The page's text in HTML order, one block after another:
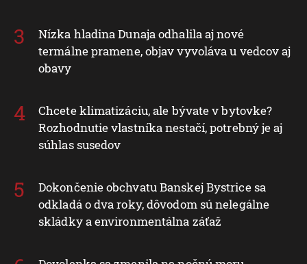
Nízka hladina Dunaja odhalila aj nové
termálne pramene, objav vyvoláva u vedcov aj
obavy
Chcete klimatizáciu, ale bývate v bytovke?
Rozhodnutie vlastníka nestačí, potrebný je aj
súhlas susedov
Dokončenie obchvatu Banskej Bystrice sa
odkladá o dva roky, dôvodom sú nelegálne
skládky a environmentálna záťaž